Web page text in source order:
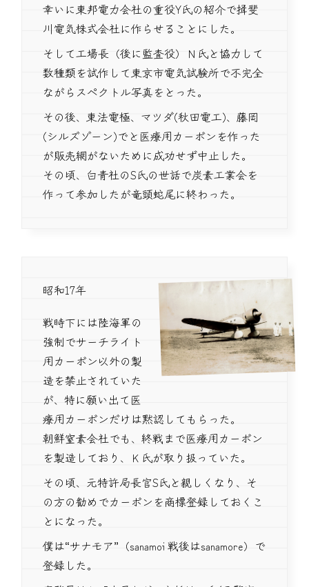
幸いに東邦電力会社の重役Y氏の紹介で揖斐
川電気株式会社に作らせることにした。
そして工場長（後に監査役）Ｎ氏と協力して
数種類を試作して東京市電気試験所で不完全
ながらスペクトル写真をとった。
その後、東法電極、マツダ(秋田電工)、藤岡
(シルズゾーン)でと医療用カーボンを作った
が販売網がないために成功せず中止した。
その頃、白青社のS氏の世話で炭素工業会を
作って参加したが竜頭蛇尾に終わった。
昭和17年
戦時下には陸海軍の
強制でサーチライト
用カーボン以外の製
造を禁止されていた
が、特に願い出て医
療用カーボンだけは黙認してもらった。
朝鮮窒素会社でも、終戦まで医療用カーボン
を製造しており、Ｋ氏が取り扱っていた。
その頃、元特許局長官S氏と親しくなり、そ
の方の勧めでカーボンを商標登録しておくこ
とになった。
僕は“サナモア”（sanamoi 戦後はsanamore）で
登録した。